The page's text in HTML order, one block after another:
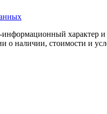
характер
стоимости и